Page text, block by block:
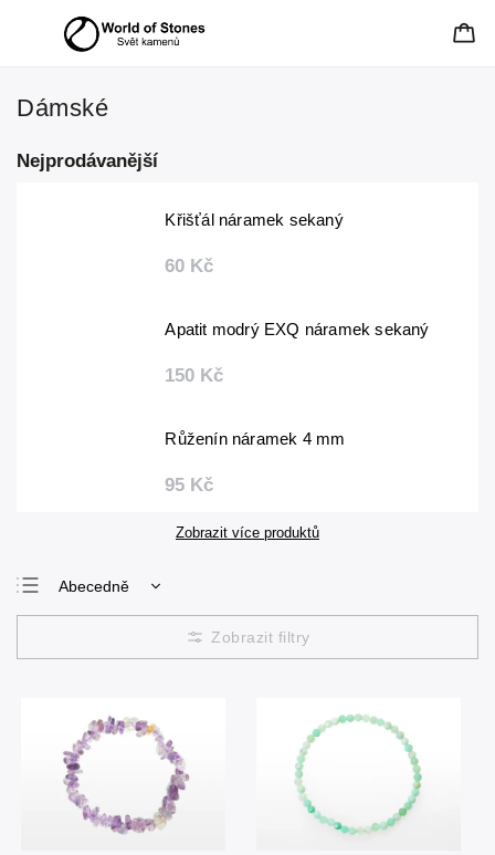
Dámské
Nejprodávanější
Křišťál náramek sekaný
60 Kč
Apatit modrý EXQ náramek sekaný
150 Kč
Růženín náramek 4 mm
95 Kč
Zobrazit více produktů
Abecedně
Nejlevnější
Nejdražší